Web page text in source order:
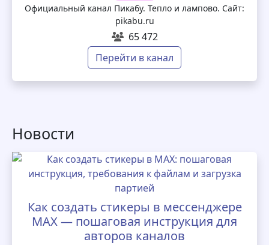
Официальный канал Пикабу. Тепло и лампово. Сайт:
pikabu.ru
65 472
Перейти в канал
Новости
Как создать стикеры в мессенджере
MAX — пошаговая инструкция для
авторов каналов